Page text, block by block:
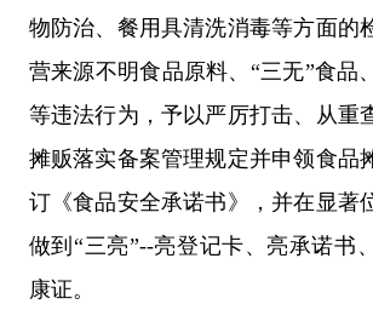
物防治、餐用具清洗消毒等方面的
营来源不明食品原料、“三无”食品
等违法行为，予以严厉打击、从重
摊贩落实备案管理规定并申领食品
订《食品安全承诺书》，并在显著
做到“三亮”--亮登记卡、亮承诺书
康证。